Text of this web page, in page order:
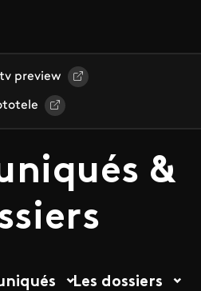
preview
&
Les dossiers